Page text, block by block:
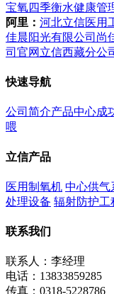
宝氧四季衡水健康管
阿里： 河北立信医用
佳晨阳光有限公司 尚
司官网 立信西藏分公
快速导航
公司简介产品中心成
喂
立信产品
医用制氧机 中心供气
处理设备 辐射防护工
联系我们
联系人：李经理
电话：13833859285
传真：0318-5228786